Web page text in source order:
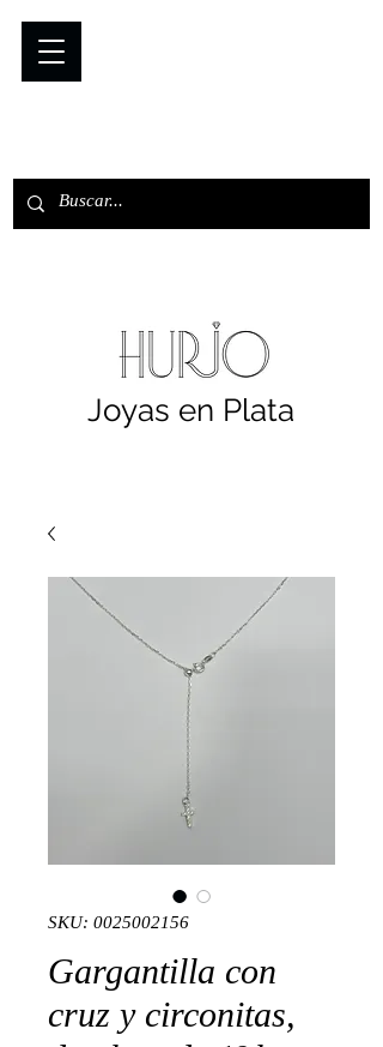
Joyas en Plata
SKU: 0025002156
Gargantilla con
cruz y circonitas,